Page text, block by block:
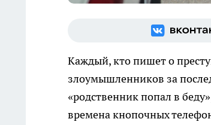
Каждый, кто пишет о
злоумышленников за
«родственник попал в
времена кнопочных